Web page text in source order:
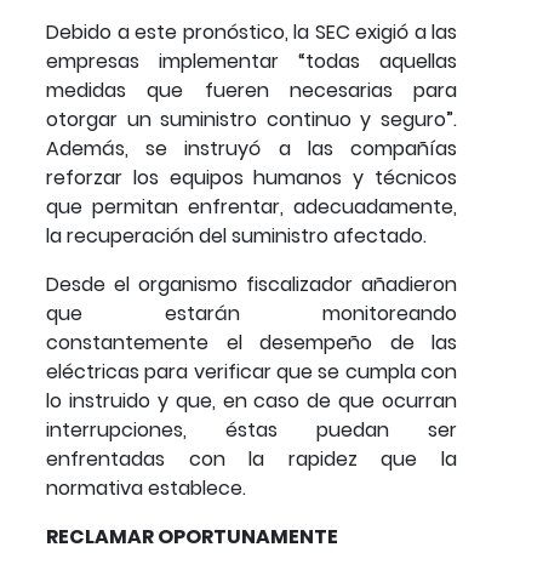
Debido a este pronóstico, la SEC exigió a las
empresas implementar “todas aquellas
medidas que fueren necesarias para
otorgar un suministro continuo y seguro”.
Además, se instruyó a las compañías
reforzar los equipos humanos y técnicos
que permitan enfrentar, adecuadamente,
la recuperación del suministro afectado.
Desde el organismo fiscalizador añadieron
que estarán monitoreando
constantemente el desempeño de las
eléctricas para verificar que se cumpla con
lo instruido y que, en caso de que ocurran
interrupciones, éstas puedan ser
enfrentadas con la rapidez que la
normativa establece.
RECLAMAR OPORTUNAMENTE